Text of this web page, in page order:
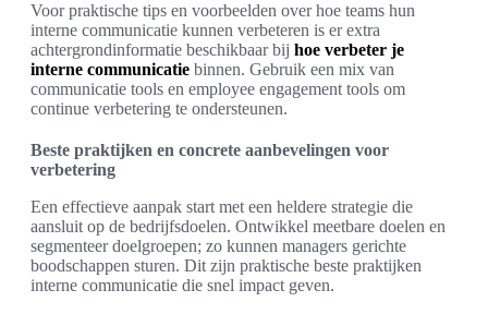
Voor praktische tips en voorbeelden over hoe teams hun
interne communicatie kunnen verbeteren is er extra
achtergrondinformatie beschikbaar bij hoe verbeter je
interne communicatie binnen. Gebruik een mix van
communicatie tools en employee engagement tools om
continue verbetering te ondersteunen.
Beste praktijken en concrete aanbevelingen voor
verbetering
Een effectieve aanpak start met een heldere strategie die
aansluit op de bedrijfsdoelen. Ontwikkel meetbare doelen en
segmenteer doelgroepen; zo kunnen managers gerichte
boodschappen sturen. Dit zijn praktische beste praktijken
interne communicatie die snel impact geven.